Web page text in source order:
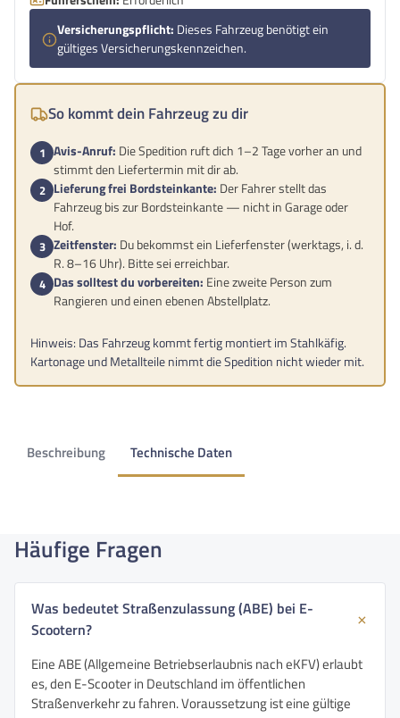
Versicherungspflicht: Dieses Fahrzeug benötigt ein
gültiges Versicherungskennzeichen.
So kommt dein Fahrzeug zu dir
Avis-Anruf: Die Spedition ruft dich 1–2 Tage vorher an und
stimmt den Liefertermin mit dir ab.
Lieferung frei Bordsteinkante: Der Fahrer stellt das
Fahrzeug bis zur Bordsteinkante — nicht in Garage oder
Hof.
Zeitfenster: Du bekommst ein Lieferfenster (werktags, i. d.
R. 8–16 Uhr). Bitte sei erreichbar.
Das solltest du vorbereiten: Eine zweite Person zum
Rangieren und einen ebenen Abstellplatz.
Hinweis: Das Fahrzeug kommt fertig montiert im Stahlkäfig.
Kartonage und Metallteile nimmt die Spedition nicht wieder mit.
Beschreibung Technische Daten
Häufige Fragen
Was bedeutet Straßenzulassung (ABE) bei E-
Scootern?
Eine ABE (Allgemeine Betriebserlaubnis nach eKFV) erlaubt
es, den E-Scooter in Deutschland im öffentlichen
Straßenverkehr zu fahren. Voraussetzung ist eine gültige